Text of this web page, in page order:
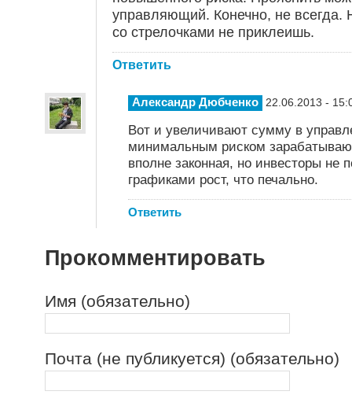
управляющий. Конечно, не всегда.
со стрелочками не приклеишь.
Ответить
Александр Дюбченко 22.06.2013 -
Вот и увеличивают сумму в
минимальным риском
вполне законная, но инвесторы не
графиками рост, что печально.
Ответить
Прокомментировать
Имя (обязательно)
Почта (не публикуется) (обязательно)